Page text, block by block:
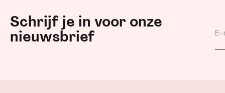
Schrijf je in voor onze
nieuwsbrief